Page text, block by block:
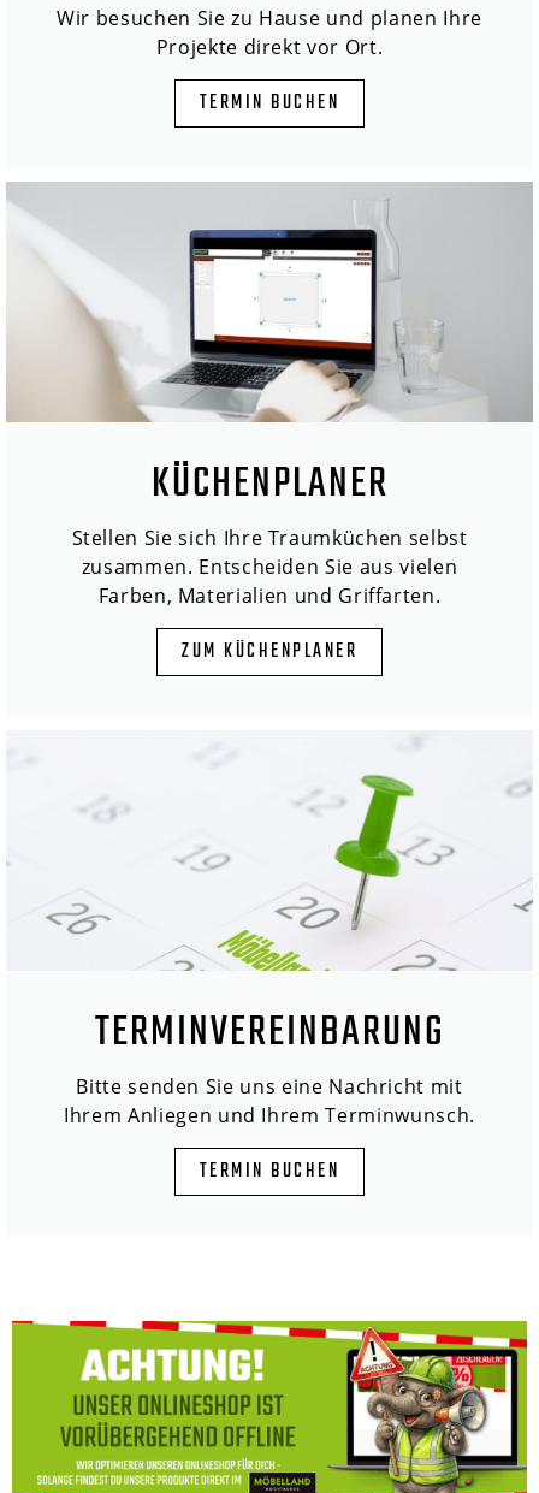
Wir besuchen Sie zu Hause und planen Ihre
Projekte direkt vor Ort.
TERMIN BUCHEN
KÜCHENPLANER
Stellen Sie sich Ihre Traumküchen selbst
zusammen. Entscheiden Sie aus vielen
Farben, Materialien und Griffarten.
ZUM KÜCHENPLANER
TERMINVEREINBARUNG
Bitte senden Sie uns eine Nachricht mit
Ihrem Anliegen und Ihrem Terminwunsch.
TERMIN BUCHEN